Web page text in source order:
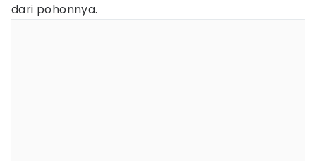
dari pohonnya.